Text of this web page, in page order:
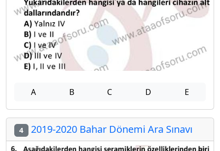
A B C D E
4 2019-2020 Bahar Dönemi Ara Sınavı